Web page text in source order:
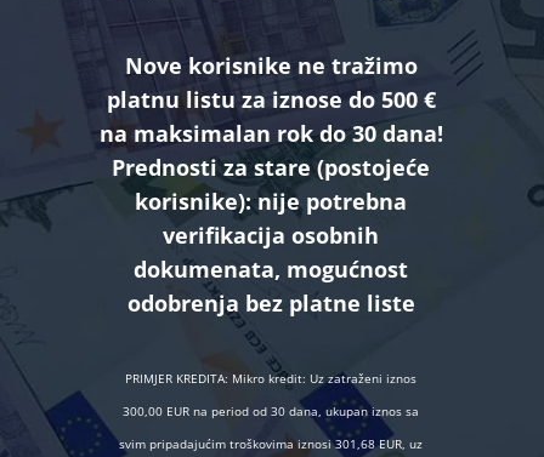
Nove korisnike ne tražimo
platnu listu za iznose do 500 €
na maksimalan rok do 30 dana!
Prednosti za stare (postojeće
korisnike): nije potrebna
verifikacija osobnih
dokumenata, mogućnost
odobrenja bez platne liste
PRIMJER KREDITA: Mikro kredit: Uz zatraženi iznos
300,00 EUR na period od 30 dana, ukupan iznos sa
svim pripadajućim troškovima iznosi 301,68 EUR, uz